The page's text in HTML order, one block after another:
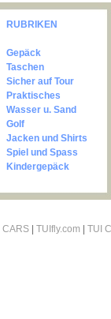
RUBRIKEN
Gepäck
Taschen
Sicher auf Tour
Praktisches
Wasser u. Sand
Golf
Jacken und Shirts
Spiel und Spass
Kindergepäck
CARS TUIfly.com TUI